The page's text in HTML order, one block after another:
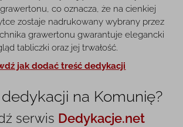
co oznacza, że na cienkiej
zostaje nadrukowany wybrany przez
grawertonu gwarantuje elegancki
tabliczki oraz jej trwałość.
jak dodać treść dedykacji
na Komunię?
serwis Dedykacje.net